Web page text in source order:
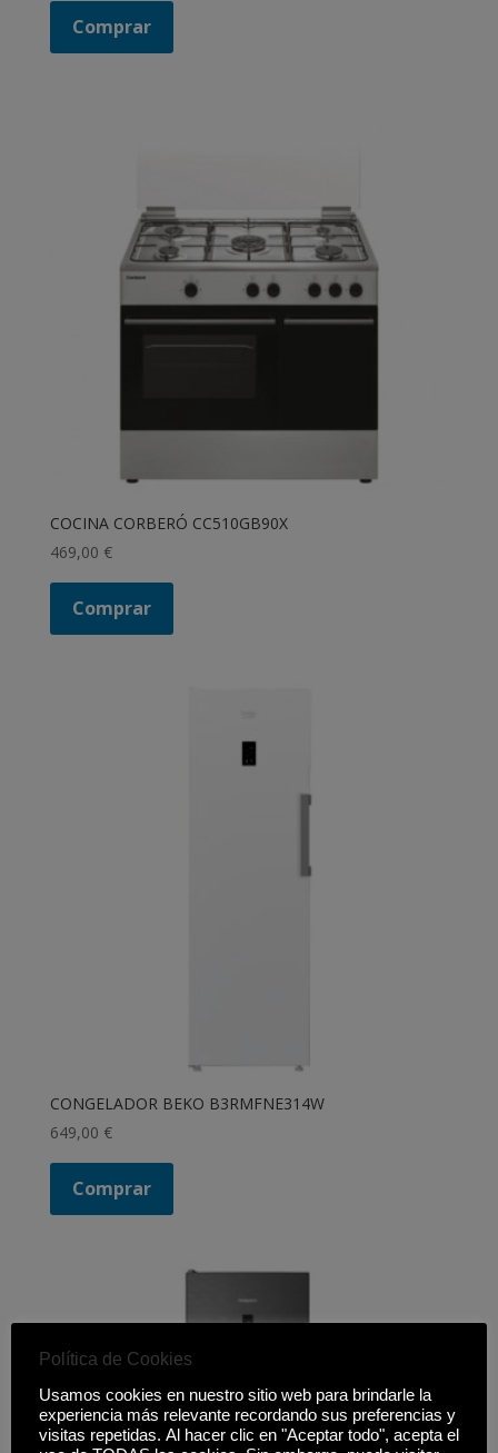
Comprar
COCINA CORBERÓ CC510GB90X
469,00 €
Comprar
CONGELADOR BEKO B3RMFNE314W
649,00 €
Comprar
Política de Cookies
Usamos cookies en nuestro sitio web para brindarle la
experiencia más relevante recordando sus preferencias y
visitas repetidas. Al hacer clic en "Aceptar todo", acepta el